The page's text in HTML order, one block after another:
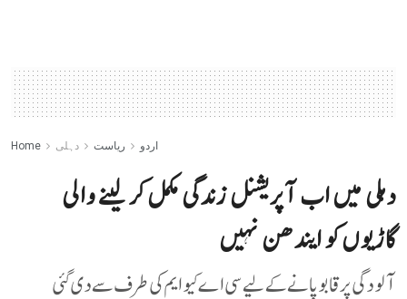
Home اردو ریاست دہلی
دہلی میں اب آپریشنل زندگی مکمل کر لینے والی
گاڑیوں کو ایندھن نہیں
آلودگی پر قابو پانے کے لیے سی اے کیو ایم کی طرف سے دی گئی